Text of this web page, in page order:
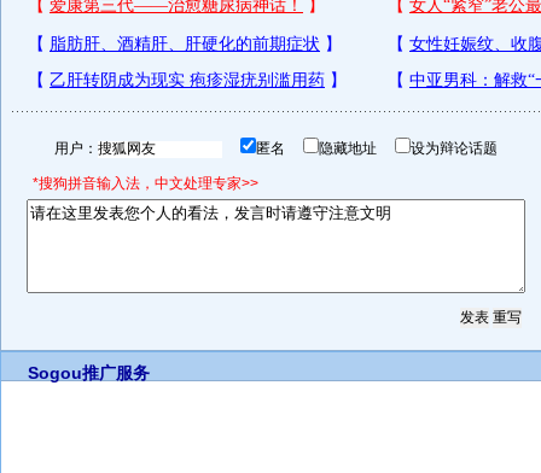
用户： 匿名 隐藏地址 设为辩论话题
*搜狗拼音输入法，中文处理专家>>
Sogou推广服务